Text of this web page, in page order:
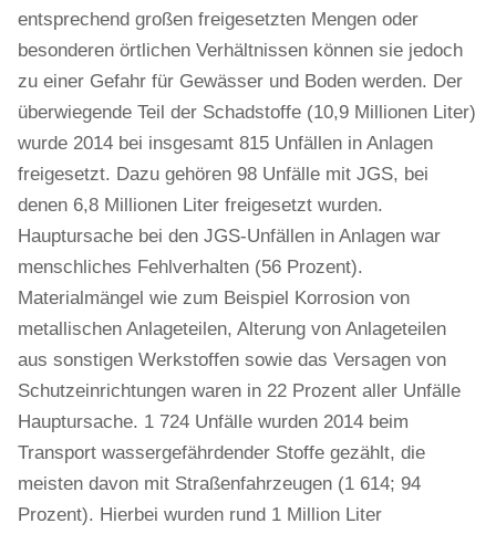
entsprechend großen freigesetzten Mengen oder
besonderen örtlichen Verhältnissen können sie jedoch
zu einer Gefahr für Gewässer und Boden werden. Der
überwiegende Teil der Schadstoffe (10,9 Millionen Liter)
wurde 2014 bei insgesamt 815 Unfällen in Anlagen
freigesetzt. Dazu gehören 98 Unfälle mit JGS, bei
denen 6,8 Millionen Liter freigesetzt wurden.
Hauptursache bei den JGS-Unfällen in Anlagen war
menschliches Fehlverhalten (56 Prozent).
Materialmängel wie zum Beispiel Korrosion von
metallischen Anlageteilen, Alterung von Anlageteilen
aus sonstigen Werkstoffen sowie das Versagen von
Schutzeinrichtungen waren in 22 Prozent aller Unfälle
Hauptursache. 1 724 Unfälle wurden 2014 beim
Transport wassergefährdender Stoffe gezählt, die
meisten davon mit Straßenfahrzeugen (1 614; 94
Prozent). Hierbei wurden rund 1 Million Liter